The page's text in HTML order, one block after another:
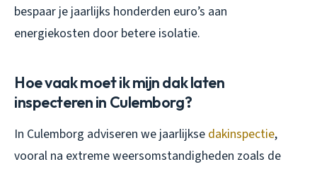
bespaar je jaarlijks honderden euro’s aan
energiekosten door betere isolatie.
Hoe vaak moet ik mijn dak laten
inspecteren in Culemborg?
In Culemborg adviseren we jaarlijkse dakinspectie,
vooral na extreme weersomstandigheden zoals de